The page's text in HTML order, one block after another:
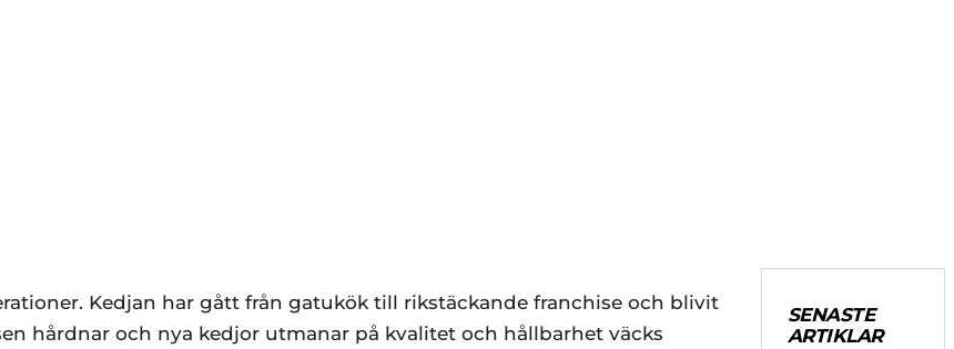
Kedjan har gått från gatukök till rikstäckande franchise och blivit
hårdnar och nya kedjor utmanar på kvalitet och hållbarhet väcks
SENASTE
ARTIKLAR